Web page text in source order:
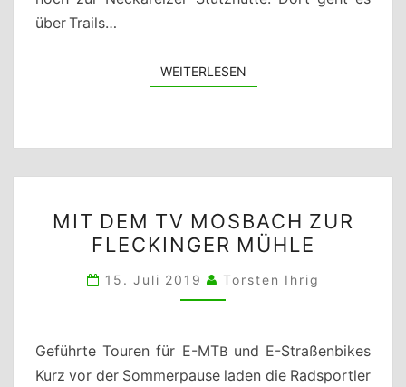
über Trails…
WEITERLESENWEITERLESEN
DEM
TV
MOSBACH
ZUR
MÜHLE
MIT DEM TV MOSBACH ZUR
FLECKINGER MÜHLE
15. Juli 2019 Torsten Ihrig
Geführte Touren für E-MTB und E-Straßenbikes
Kurz vor der Sommerpause laden die Radsportler